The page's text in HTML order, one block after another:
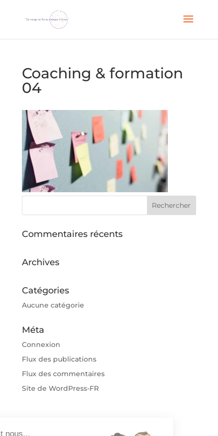
Coaching & formation
04
Commentaires récents
Archives
Catégories
Aucune catégorie
Méta
Connexion
Flux des publications
Flux des commentaires
Site de WordPress-FR
c'est nous...